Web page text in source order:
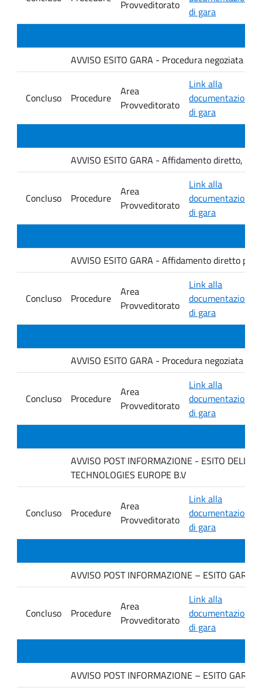
Provveditorato
di gara
AVVISO ESITO GARA - Procedura negoziata
Concluso Procedure
Area
Provveditorato
Link alla
documentazione
di gara
AVVISO ESITO GARA - Affidamento diretto, ai
Concluso Procedure
Area
Provveditorato
Link alla
documentazione
di gara
AVVISO ESITO GARA - Affidamento diretto
Concluso Procedure
Area
Provveditorato
Link alla
documentazione
di gara
AVVISO ESITO GARA - Procedura negoziata
Concluso Procedure
Area
Provveditorato
Link alla
documentazione
di gara
AVVISO POST INFORMAZIONE - ESITO DELLA
TECHNOLOGIES EUROPE B.V
Concluso Procedure
Area
Provveditorato
Link alla
documentazione
di gara
AVVISO POST INFORMAZIONE – ESITO GARA
Concluso Procedure
Area
Provveditorato
Link alla
documentazione
di gara
AVVISO POST INFORMAZIONE – ESITO GARA